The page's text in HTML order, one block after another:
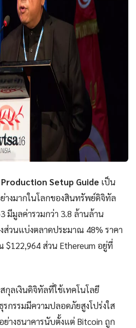
Setup Guide เป็น
างมากในโลกของสินทรัพย์ดิจิทัล
มีมูลค่ารวมกว่า 3.8 ล้านล้าน
ส่วนแบ่งตลาดประมาณ 48% ราคา
ส่วน Ethereum อยู่ที่
กุลเงินดิจิทัลที่ใช้เทคโนโลยี
กรรมมีความปลอดภัยสูงโปร่งใส
ย่างธนาคารนับตั้งแต่ Bitcoin ถูก